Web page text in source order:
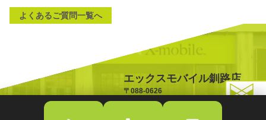
よくあるご質問一覧へ
エックスモバイル釧路店
〒088-0626
北海道釧路郡釧路町桂5丁目3